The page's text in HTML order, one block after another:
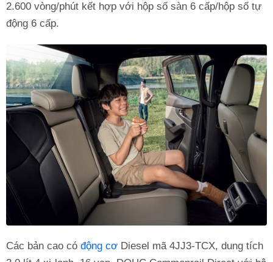
2.600 vòng/phút kết hợp với hộp số sàn 6 cấp/hộp số tự
động 6 cấp.
Các bản cao có động cơ Diesel mã 4JJ3-TCX, dung tích